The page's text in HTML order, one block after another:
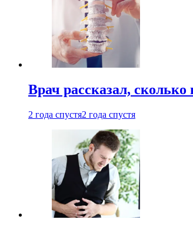
Врач рассказал,
2 года спустя2 года спустя